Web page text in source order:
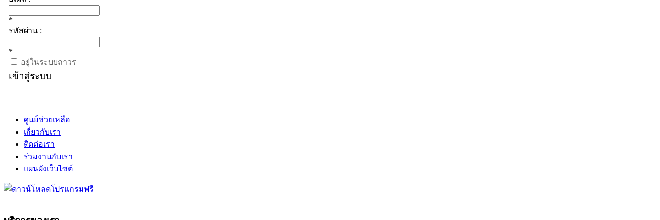
*
รหัสผ่าน :
*
อยู่ในระบบถาวร
เข้าสู่ระบบ
ศูนย์ช่วยเหลือ
เกี่ยวกับเรา
ติดต่อเรา
ร่วมงานกับเรา
แผนผังเว็บไซต์